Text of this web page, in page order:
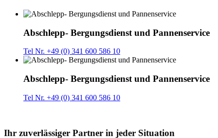
Abschlepp- Bergungsdienst und Pannenservice
Tel Nr. +49 (0) 341 600 586 10
Abschlepp- Bergungsdienst und Pannenservice
Tel Nr. +49 (0) 341 600 586 10
Ihr zuverlässiger Partner in jeder Situation